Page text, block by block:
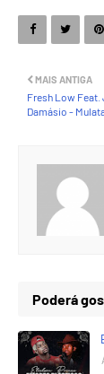
MAIS ANTIGA
Fresh Low Feat.
Damásio -
Poderá